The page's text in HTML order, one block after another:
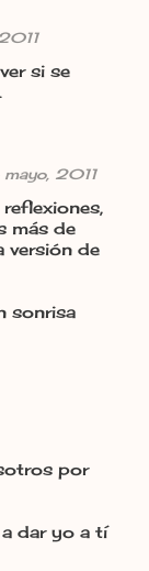
si se
2011
más de
versión de
sonrisa
por
a dar yo a tí